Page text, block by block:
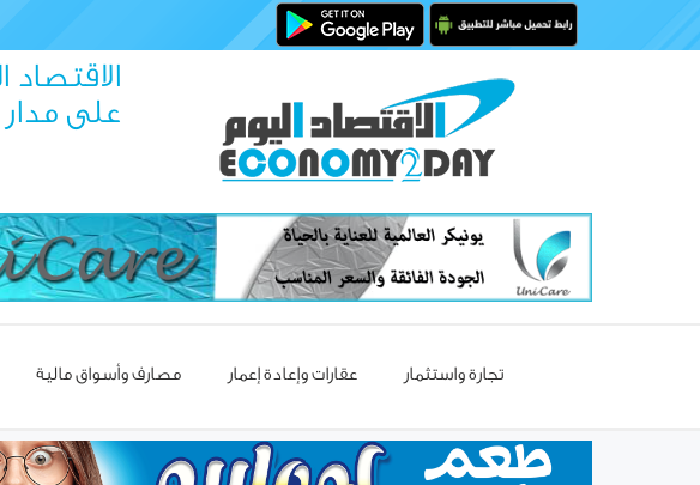
الاقتصاد
على مدار
تجارة واستثمار عقارات وإعادة إعمار مصارف وأسواق مالية